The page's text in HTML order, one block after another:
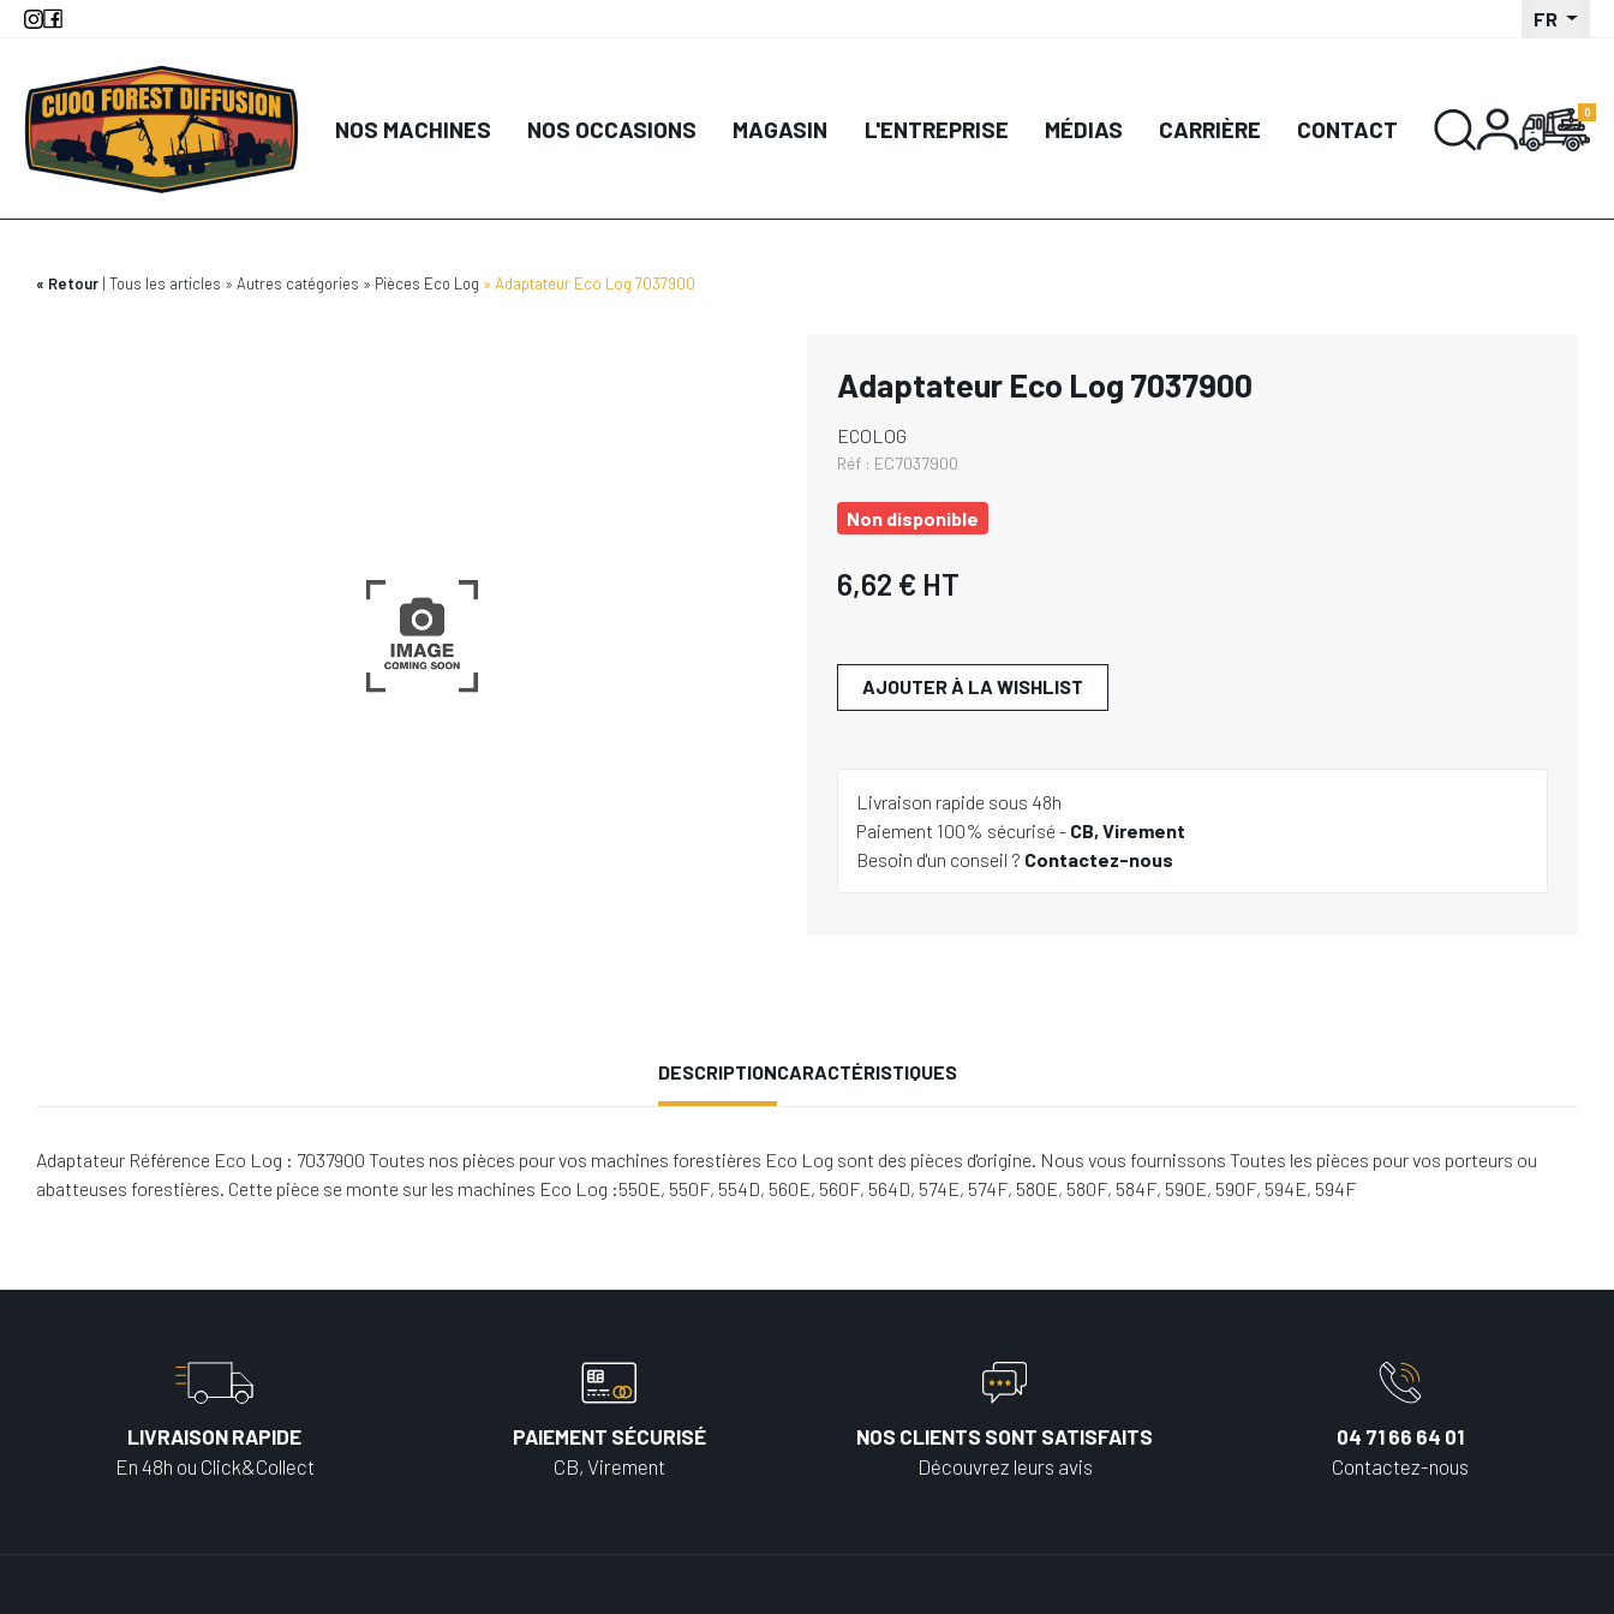
Aller
principal
FR
NOS MACHINES NOS OCCASIONS MAGASIN L'ENTREPRISE MÉDIAS CARRIÈRE CONTACT
Retour Tous les articles Autres catégories Pièces Eco Log Adaptateur Eco Log 7037900
Adaptateur Eco Log 7037900
ECOLOG
Réf : EC7037900
Non disponible
6,62 € HT
AJOUTER À LA WISHLIST
Livraison rapide sous 48h
Paiement 100% sécurisé - CB, Virement
Besoin d'un conseil ? Contactez-nous
DESCRIPTIONCARACTÉRISTIQUES
Adaptateur Référence Eco Log : 7037900 Toutes nos pièces pour vos machines forestières Eco Log sont des pièces d'origine. Nous vous fournissons Toutes les pièces pour vos porteurs ou
abatteuses forestières. Cette pièce se monte sur les machines Eco Log :550E, 550F, 554D, 560E, 560F, 564D, 574E, 574F, 580E, 580F, 584F, 590E, 590F, 594E, 594F
LIVRAISON RAPIDE
En 48h ou Click&Collect
PAIEMENT SÉCURISÉ
CB, Virement
NOS CLIENTS SONT SATISFAITS
Découvrez leurs avis
04 71 66 64 01
Contactez-nous